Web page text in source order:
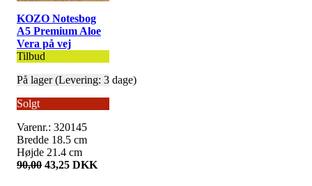
KOZO Notesbog
A5 Premium Aloe
Vera på vej
Tilbud
På lager (Levering: 3 dage)
Solgt
Varenr.: 320145
Bredde 18.5 cm
Højde 21.4 cm
90,00 43,25 DKK